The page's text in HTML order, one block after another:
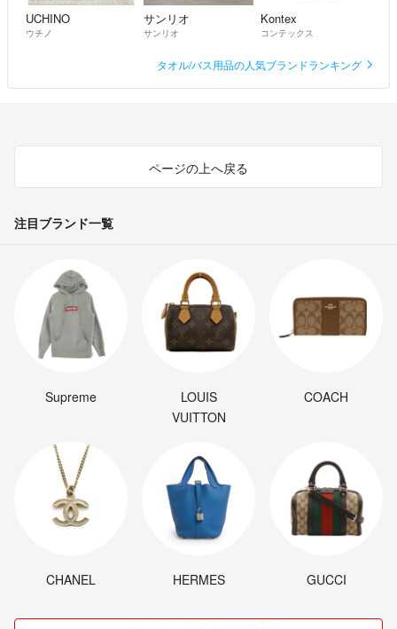
UCHINO
ウチノ
サンリオ
サンリオ
Kontex
コンテックス
タオル/バス用品の人気ブランドランキング
ページの上へ戻る
注目ブランド一覧
Supreme
LOUIS
VUITTON
COACH
CHANEL HERMES GUCCI